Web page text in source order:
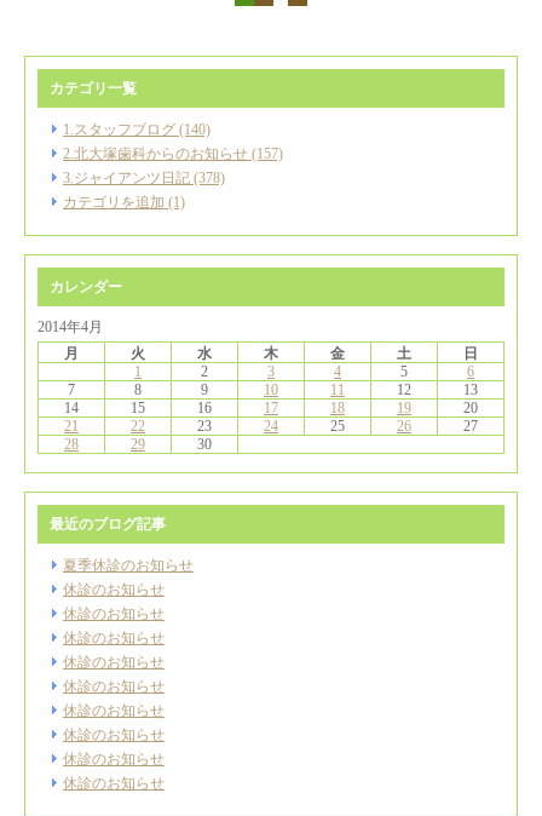
カテゴリ一覧
1.スタッフブログ (140)
2.北大塚歯科からのお知らせ (157)
3.ジャイアンツ日記 (378)
カテゴリを追加 (1)
カレンダー
2014年4月
月
火 水 木 金 土
日
1
2 3 4 5
6
7
8 9 10 11 12
13
14
15 16 17 18 19
20
21
22 23 24 25 26
27
28
29 30
最近のブログ記事
夏季休診のお知らせ
休診のお知らせ
休診のお知らせ
休診のお知らせ
休診のお知らせ
休診のお知らせ
休診のお知らせ
休診のお知らせ
休診のお知らせ
休診のお知らせ